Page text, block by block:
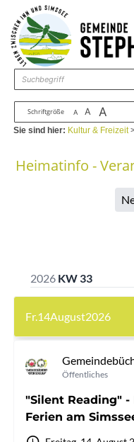
Zum Inhalt ,zur Navigation
Schriftgröße A A A
Sie sind hier: Kultur & Freizeit
Heimatinfo -